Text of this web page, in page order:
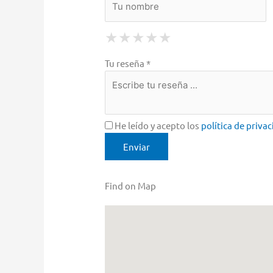
★ 1 Star
★ ★ 2 Stars
★ ★ ★ 3 Stars
★ ★ ★ ★ 4 Stars
★ ★ ★ ★ ★
Tu reseña *
He leído y acepto los política de
Find on Map